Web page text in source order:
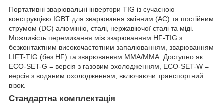
Портативні зварювальні інвертори TIG із сучасною
конструкцією IGBT для зварювання змінним (AC) та постійним
струмом (DC) алюмінію, сталі, нержавіючої сталі та міді.
Можливість перемикання між зварюванням HF-TIG з
безконтактним високочастотним запалюванням, зварюванням
LIFT-TIG (без HF) та зварюванням MMA/MMA. Доступно як
ECO-SET-G = версія з газовим охолодженням, ECO-SET-W =
версія з водяним охолодженням, включаючи транспортний
візок.
Стандартна комплектація